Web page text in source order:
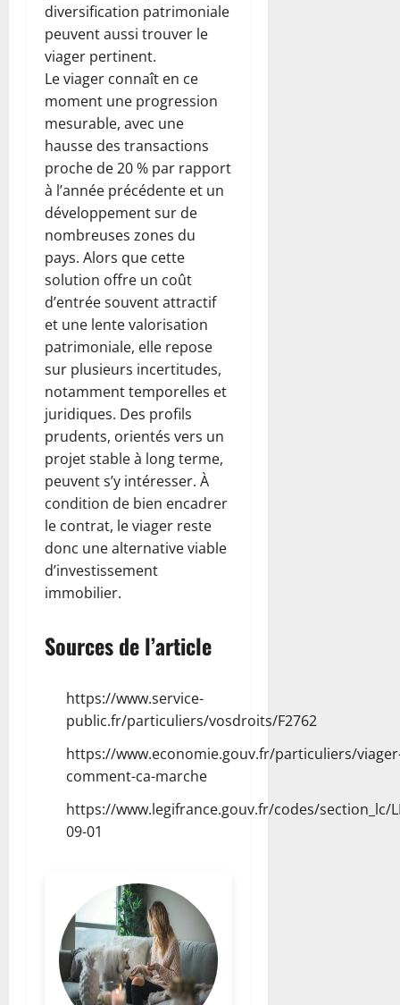
diversification patrimoniale
peuvent aussi trouver le
viager pertinent.
Le viager connaît en ce
moment une progression
mesurable, avec une
hausse des transactions
proche de 20 % par rapport
à l’année précédente et un
développement sur de
nombreuses zones du
pays. Alors que cette
solution offre un coût
d’entrée souvent attractif
et une lente valorisation
patrimoniale, elle repose
sur plusieurs incertitudes,
notamment temporelles et
juridiques. Des profils
prudents, orientés vers un
projet stable à long terme,
peuvent s’y intéresser. À
condition de bien encadrer
le contrat, le viager reste
donc une alternative viable
d’investissement
immobilier.
Sources de l’article
https://www.service-
public.fr/particuliers/vosdroits/F2762
https://www.economie.gouv.fr/particuliers/
comment-ca-marche
https://www.legifrance.gouv.fr/codes/section_lc/
09-01